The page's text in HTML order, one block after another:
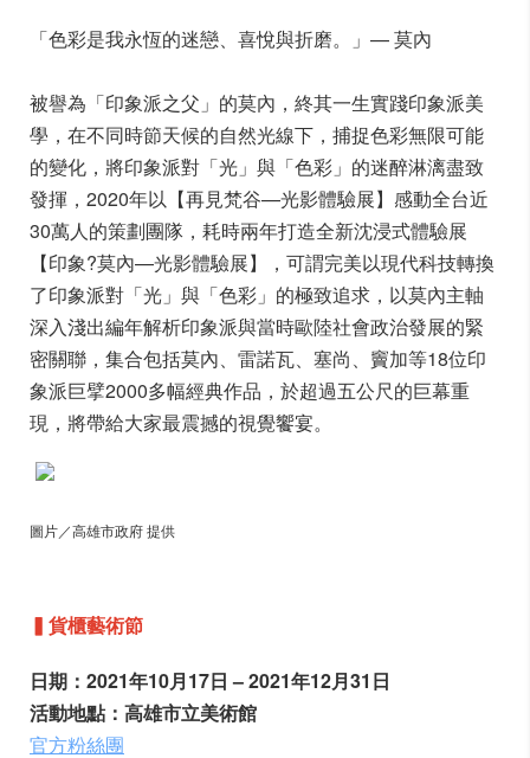
「色彩是我永恆的迷戀、喜悅與折磨。」— 莫內
被譽為「印象派之父」的莫內，終其一生實踐印象派美
學，在不同時節天候的自然光線下，捕捉色彩無限可能
的變化，將印象派對「光」與「色彩」的迷醉淋漓盡致
發揮，2020年以【再見梵谷—光影體驗展】感動全台近
30萬人的策劃團隊，耗時兩年打造全新沈浸式體驗展
【印象?莫內—光影體驗展】，可謂完美以現代科技轉換
了印象派對「光」與「色彩」的極致追求，以莫內主軸
深入淺出編年解析印象派與當時歐陸社會政治發展的緊
密關聯，集合包括莫內、雷諾瓦、塞尚、竇加等18位印
象派巨擘2000多幅經典作品，於超過五公尺的巨幕重
現，將帶給大家最震撼的視覺饗宴。
圖片／高雄市政府 提供
▍貨櫃藝術節
日期：2021年10月17日 – 2021年12月31日
活動地點：高雄市立美術館
官方粉絲團